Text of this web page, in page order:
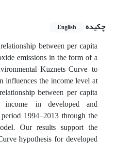
چکیده
English
between per capita
emissions in the form of a
Kuznets Curve, to
influences the income level at
between per capita
in developed and
1994-2013 through the
Our results support the
hypothesis for developed